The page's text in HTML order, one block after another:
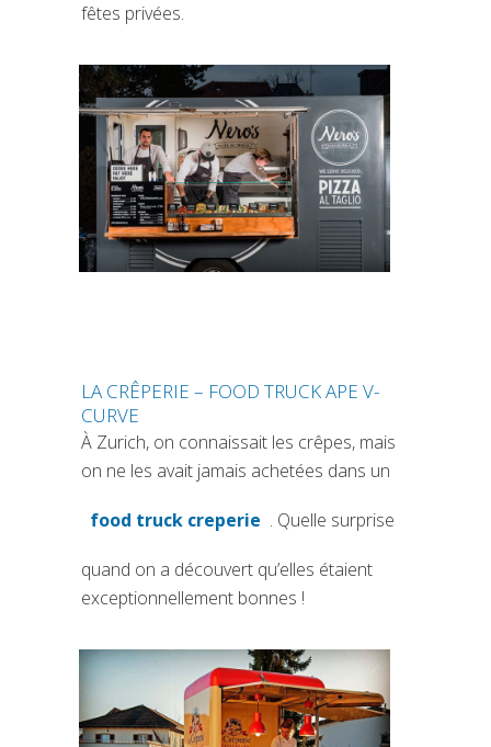
fêtes privées.
LA CRÊPERIE – FOOD TRUCK APE V-
CURVE
À Zurich, on connaissait les crêpes, mais
on ne les avait jamais achetées dans un
food truck creperie
(si apre in una nuova scheda)
. Quelle surprise
quand on a découvert qu’elles étaient
exceptionnellement bonnes !